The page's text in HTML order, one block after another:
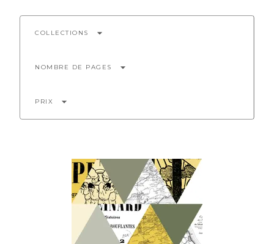
COLLECTIONS arrow_drop_down
NOMBRE DE PAGES arrow_drop_down
PRIX arrow_drop_down